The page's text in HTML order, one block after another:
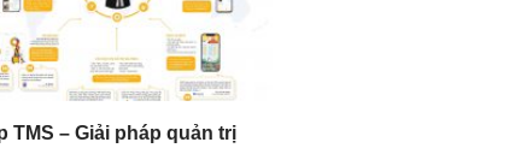
TMS – Giải pháp quản trị